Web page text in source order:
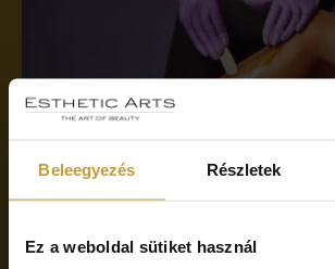
Beleegyezés Részletek
Ez a weboldal sütiket használ
bőr, kompromisszumok